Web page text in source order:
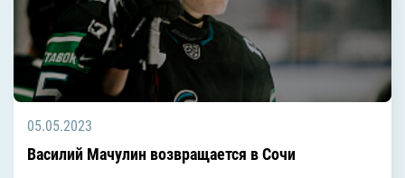
05.05.2023
Василий Мачулин возвращается в Сочи